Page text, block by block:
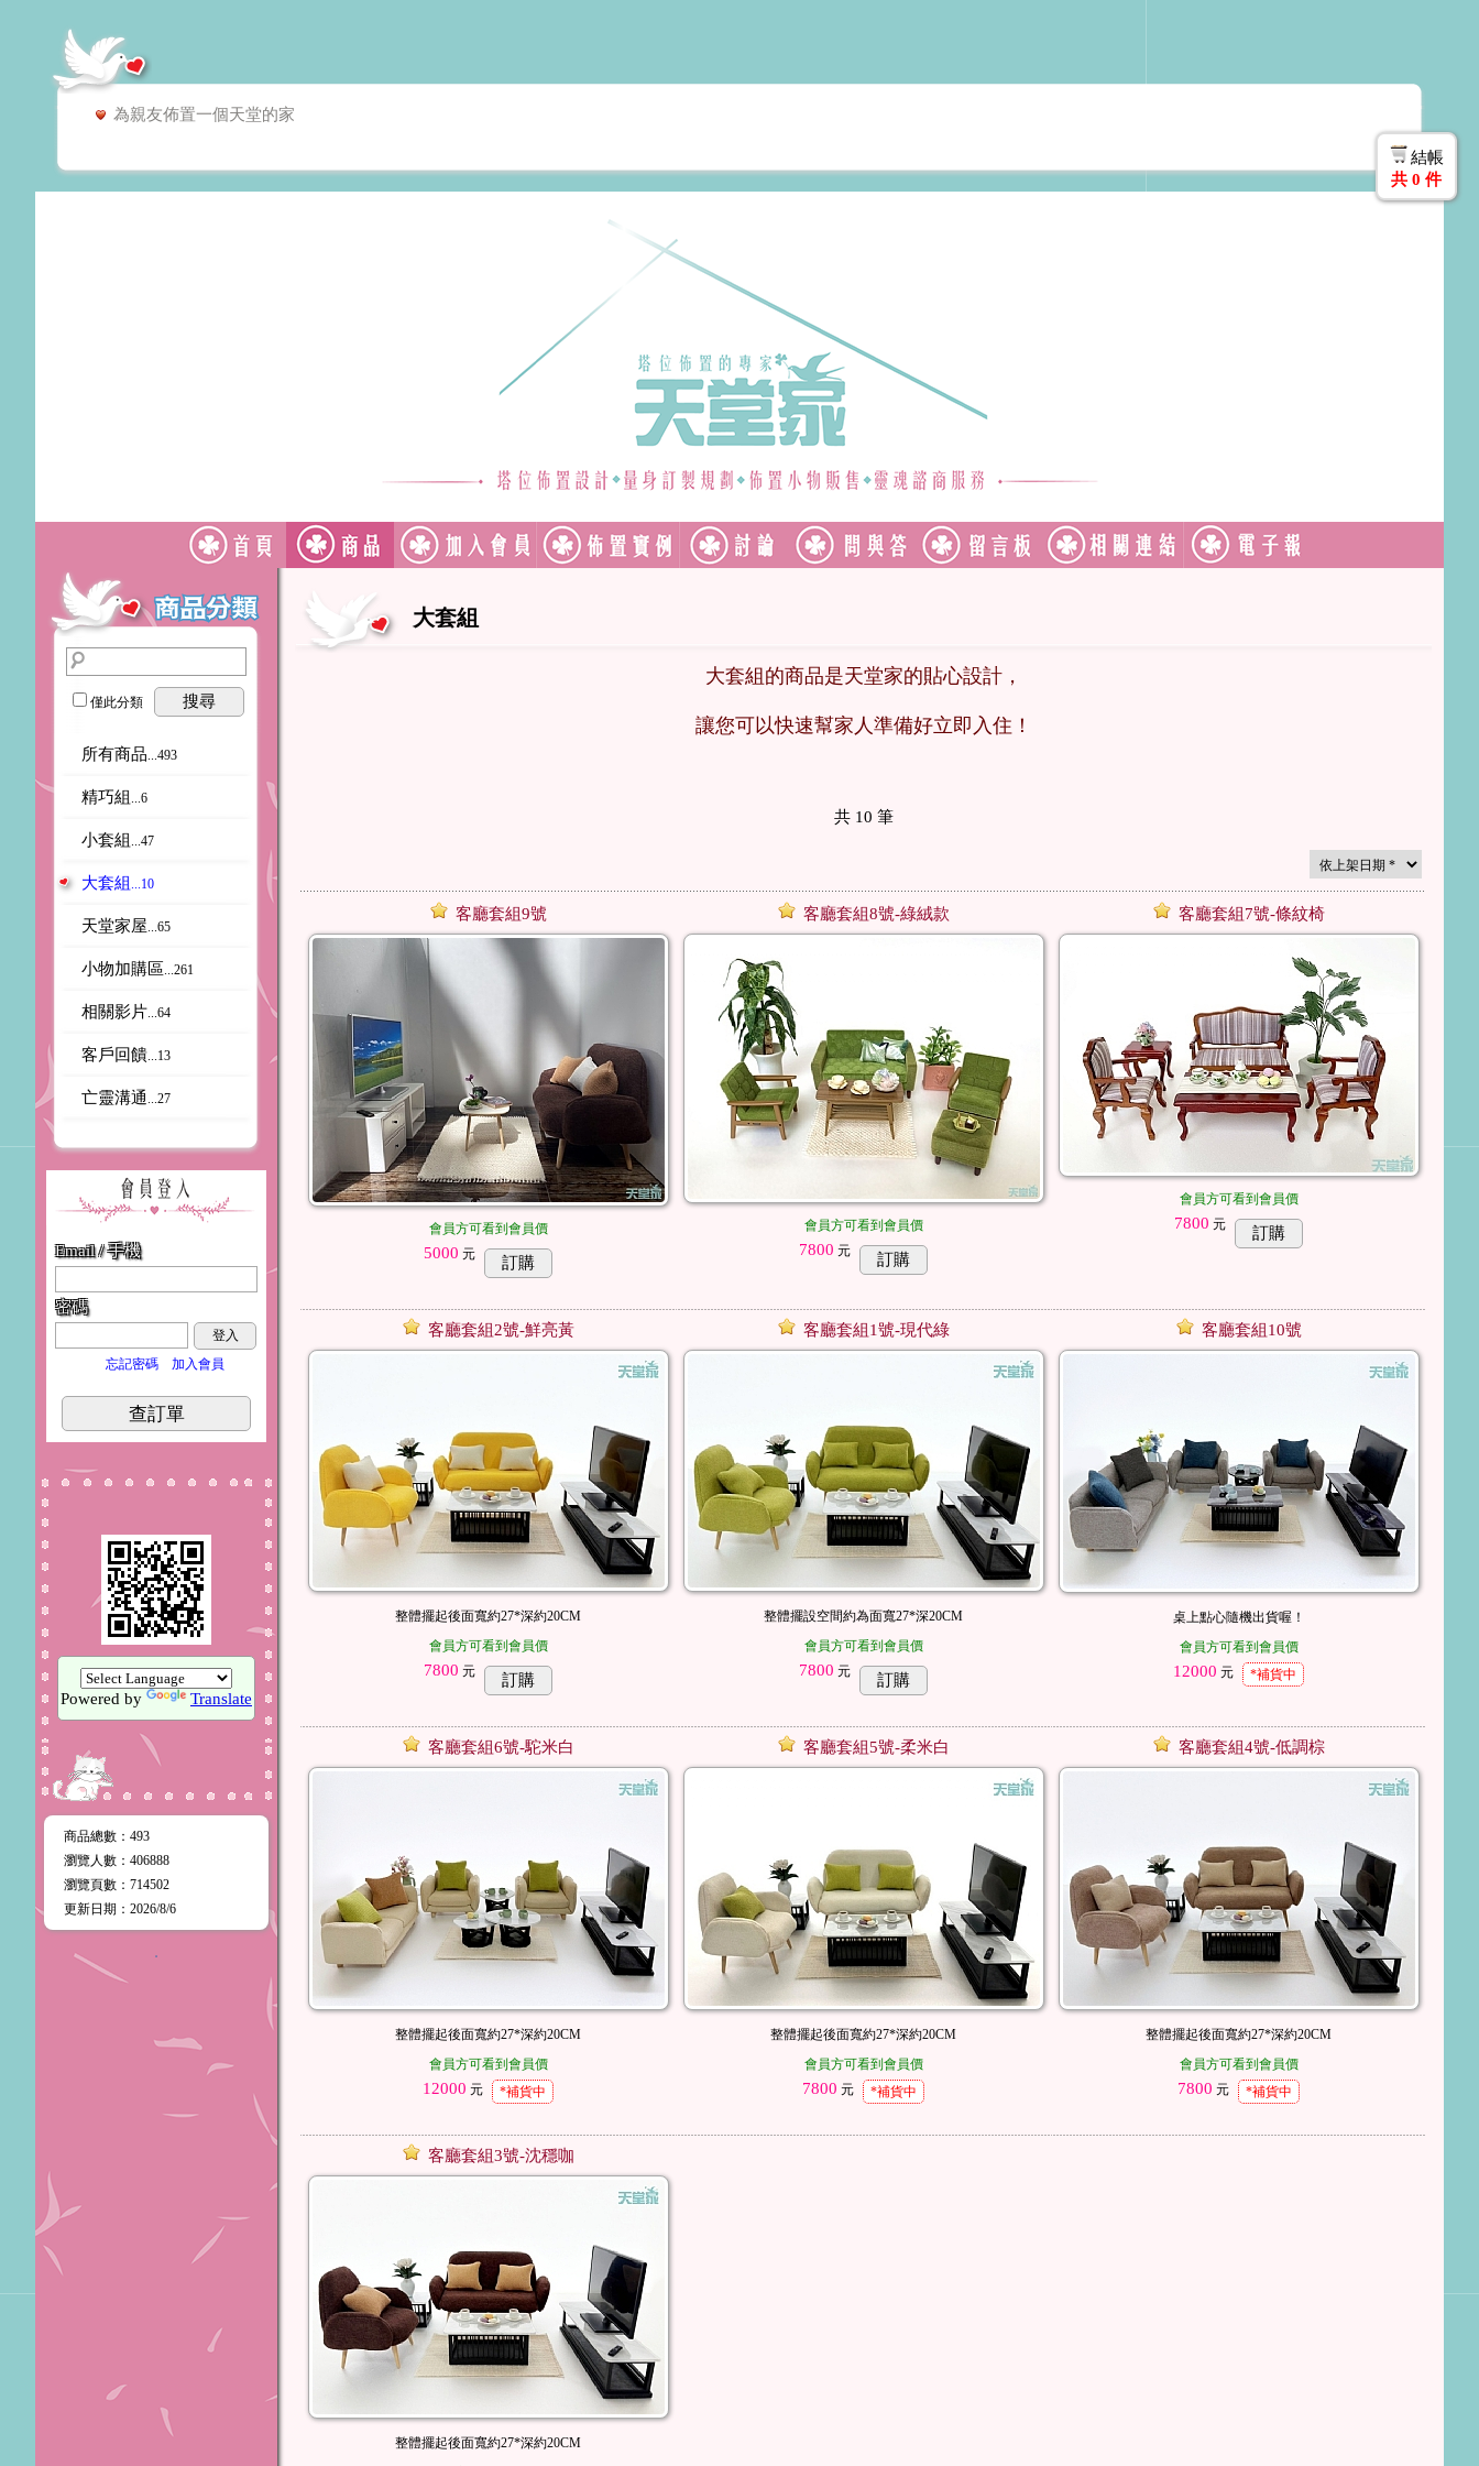
結帳
共 0 件
為天堂的家人佈置一個溫暖的家
為天堂的家人佈置一個溫暖的家
僅此分類 搜尋
所有商品...493
精巧組 ...6
小套組 ...47
大套組 ...10
天堂家屋...65
小物加購區...261
相關影片...64
客戶回饋...13
亡靈溝通 ...27
Email / 手機
密碼
登入
忘記密碼
加入會員
查訂單
Powered by Translate
商品總數 ：493
瀏覽人數 ： 406888
瀏覽頁數 ： 714502
更新日期 ：2026/8/6
．
大套組
大套組的商品是天堂家的貼心設計，
讓您可以快速幫家人準備好立即入住！
共10 筆
客廳套組9號
會員方可看到會員價
5000 元 訂購
客廳套組8號-綠絨款
會員方可看到會員價
7800 元 訂購
客廳套組7號-條紋椅
會員方可看到會員價
7800 元 訂購
客廳套組2號-鮮亮黃
整體擺起後面寬約27*深約20CM
會員方可看到會員價
7800 元 訂購
客廳套組1號-現代綠
整體擺設空間約為面寬27*深20CM
會員方可看到會員價
7800 元 訂購
客廳套組10號
桌上點心隨機出貨喔！
會員方可看到會員價
12000 元 *補貨中
客廳套組6號-駝米白
整體擺起後面寬約27*深約20CM
會員方可看到會員價
12000 元 *補貨中
客廳套組5號-柔米白
整體擺起後面寬約27*深約20CM
會員方可看到會員價
7800 元 *補貨中
客廳套組4號-低調棕
整體擺起後面寬約27*深約20CM
會員方可看到會員價
7800 元 *補貨中
客廳套組3號-沈穩咖
整體擺起後面寬約27*深約20CM